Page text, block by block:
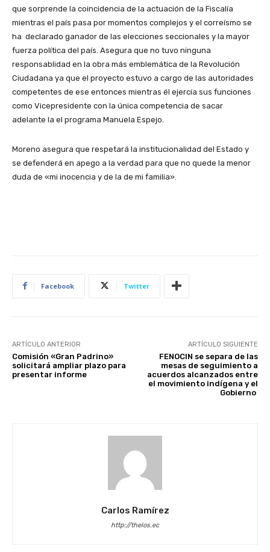
que sorprende la coincidencia de la actuación de la Fiscalía
mientras el país pasa por momentos complejos y el correísmo se
ha declarado ganador de las elecciones seccionales y la mayor
fuerza política del país. Asegura que no tuvo ninguna
responsablidad en la obra más emblemática de la Revolución
Ciudadana ya que el proyecto estuvo a cargo de las autoridades
competentes de ese entonces mientras él ejercía sus funciones
como Vicepresidente con la única competencia de sacar
adelante la el programa Manuela Espejo.
Moreno asegura que respetará la institucionalidad del Estado y
se defenderá en apego a la verdad para que no quede la menor
duda de «mi inocencia y de la de mi familia».
Facebook Twitter
ARTÍCULO ANTERIOR
Comisión «Gran Padrino»
solicitará ampliar plazo para
presentar informe
ARTÍCULO SIGUIENTE
FENOCIN se separa de las
mesas de seguimiento a
acuerdos alcanzados entre
el movimiento indígena y el
Gobierno
Carlos Ramírez
http://thelos.ec